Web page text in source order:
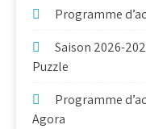
Programme
Saison 2026-
Puzzle
Programme
Agora